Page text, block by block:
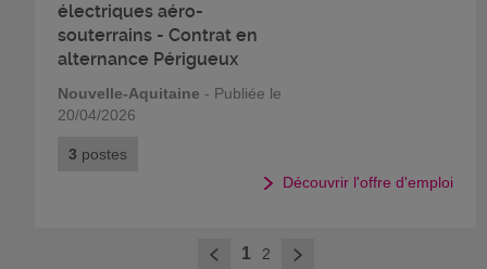
électriques aéro-
souterrains - Contrat en
alternance Périgueux
Nouvelle-Aquitaine - Publiée le
20/04/2026
3 postes
Découvrir l'offre d'emploi
< 1 2 >